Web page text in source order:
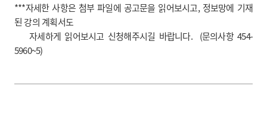
***자세한 사항은 첨부 파일에 공고문을 읽어보시고, 정보망에 기재
된 강의 계획서도
자세하게 읽어보시고 신청해주시길 바랍니다. (문의사항454-
5960~5)